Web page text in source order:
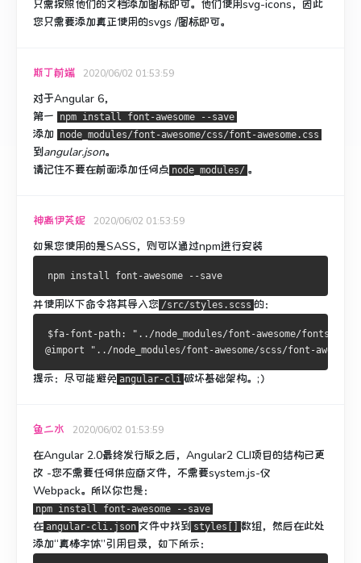
只需按照他们的文档添加图标即可。 他们使用svg-icons，因此
您只需要添加真正使用的svgs /图标即可。
斯丁前端 2020/06/02 01:53:59
对于Angular 6，
第一
npm install font-awesome --save
添加 node_modules/font-awesome/css/font-awesome.css
到angular.json。
请记住不要在前面添加任何点 node_modules/ 。
神离伊芙妮 2020/06/02 01:53:59
如果您使用的是SASS，则可以通过npm进行安装
并使用以下命令将其导入您 /src/styles.scss 的：
$fa-font-path: "../node_modules/font-awesome/fonts";
@import "../node_modules/font-awesome/scss/font-
提示：尽可能避免 angular-cli 破坏基础架构。 ;）
鱼二水 2020/06/02 01:53:59
在Angular 2.0最终发行版之后， Angular2 CLI项目的结构已更
改 -您不需要任何供应商文件，不需要system.js-仅
Webpack。 所以你也是：
npm install font-awesome --save
在 angular-cli.json 文件中找到 styles[]
数组，然后在此处
添加“真棒字体”引用目录，如下所示：